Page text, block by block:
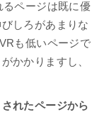
ページは既に優
しろがあまりな
も低いページで
かかりますし、
れたページから